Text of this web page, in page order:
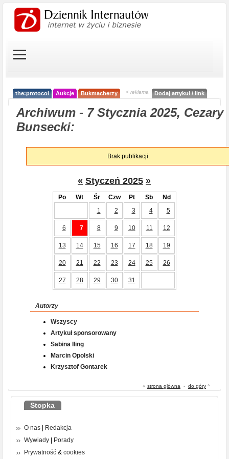
the:protocol Aukcje Bukmacherzy < reklama Dodaj artykuł / link
Archiwum - 7 Stycznia 2025, Cezary
Bunsecki:
Brak publikacji.
« Styczeń 2025 »
Po Wt Śr Czw Pt Sb
Nd
1
2 3 4 5
6 7 8 9 10 11 12
13 14 15 16 17 18 19
20 21 22 23 24 25 26
27 28 29 30 31
Autorzy
Wszyscy
Artykuł sponsorowany
Sabina Iling
Marcin Opolski
Krzysztof Gontarek
« strona główna - do góry ^
Stopka
O nas
Redakcja
Wywiady
Porady
Prywatność & cookies